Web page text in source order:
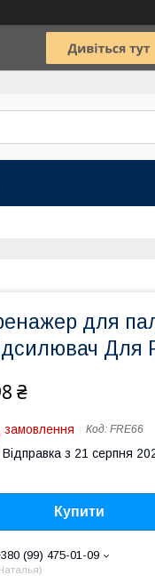
для
Для
₴
замовлення Код: FRE66
Відправка з 21 серпня
Купити
(99) 475-01-09
Наталья